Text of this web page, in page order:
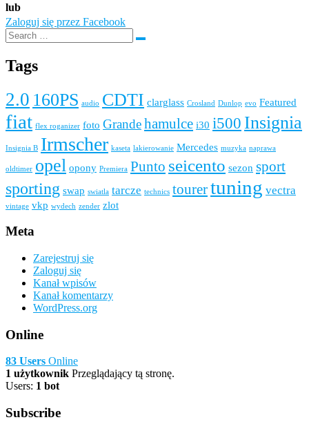
lub
Zaloguj się przez Facebook
Tags
2.0 160PS audio CDTI clarglass Crosland Dunlop evo Featured
fiat flex roganizer foto Grandehamulce i30 i500 Insignia
Insignia B Irmscher kaseta lakierowanie Mercedes muzyka naprawa
oldtimer opel opony Premiera Punto seicento sezon sport
sporting swap swiatla tarcze technics tourertuning vectra
vintage vkp wydech zender zlot
Meta
Zarejestruj się
Zaloguj się
Kanał wpisów
Kanał komentarzy
WordPress.org
Online
83 Users Online
1 użytkownik Przeglądający tą stronę.
Users: 1 bot
Subscribe